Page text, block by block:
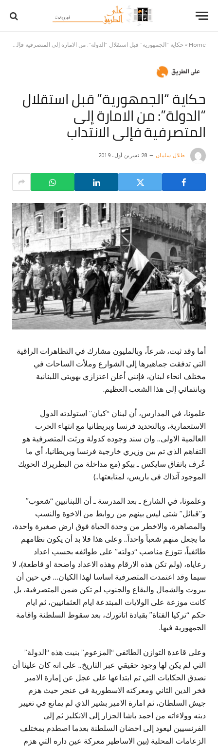
Home
» حكاية “الجمهورية” قبل استقلال “الدولة”: من الامارة إلى المتصرفية فإلى الانتداب
حكاية “الجمهورية” قبل استقلال
“الدولة”: من الامارة إلى
المتصرفية فإلى الانتداب
طلال سلمان 28 تشرين أول، 2019
أما وقد ثبت، شرعاً، وبالمليون مشارك في التظاهرات الراقية
التي تدفقت جماهيرها إلى الشوارع وملأت الساحات في
مختلف انحاء لبنان، فإنني أعلن اعتزازي بهويتي اللبنانية
وبانتمائي إلى هذا الشعب العظيم.
علمونا، في المدارس، أن لبنان “كيان” استولدته الدول
الاستعمارية، وبالتحديد فرنسا وبريطانيا مع انتهاء الحرب
العالمية الاولى.. وان سند وجوده كدولة ورثت المتصرفية هو
التفاهم الذي تم بين وزيري خارجية فرنسا وبريطانيا، أي ما
عُرف باتفاق سايكس ـ بيكو (مع مداخلة من البطريرك الحويك
الموجود آنذاك في باريس، لمتابعتها..)
وعلمونا، في الشارع ـ بعد المدرسة ـ أن اللبنانيين “شعوب”
و”قبائل” شتى ليس بينهم من روابط من الاخوة والنسب
والمصاهرة، والاخطر من وحدة الحياة فوق ارض صغيرة واحدة،
ما يجعل منهم شعباً واحداً.. وعلى هذا فلا بد أن يكون نظامهم
طائفياً، تتوزع مناصب “دولته” على طوائفه بحسب اعداد
رعاياه، (ولم تكن هذه الارقام وهذه الاعداد واضحة او قاطعة)، لا
سيما وقد اعتمدت المتصرفية اساسا لهذا الكيان… في حين أن
بيروت والشمال والبقاع والجنوب لم تكن ضمن المتصرفية، بل
كانت موزعة على الولايات المبتدعة ايام العثمانيين، ثم ايام
حكم “تركيا الفتاة” بقيادة اتاتورك، بعد سقوط السلطنة واقامة
الجمهورية فيها.
وعلى قاعدة التوازن الطائفي “المزعوم” بنيت هذه “الدولة”
التي لم يكن لها وجود حقيقي عبر التاريخ.. على انه كان علينا أن
نصدق الحكايات التي تم ابتداعها على عجل عن إمارة الامير
فخر الدين الثاني ومعركته الاسطورية في عنجر حيث هزم
جيش السلطان، ثم امارة الامير بشير الذي لم يمانع في تغيير
دينه وولاءاته من احمد باشا الجزار إلى الانكليز ثم إلى
الفرنسيين ليعود إلى احضان السلطنة بعدما اصطدم بمختلف
الزعامات المحلية (بين الاساطير معركة عين داره التي هزم